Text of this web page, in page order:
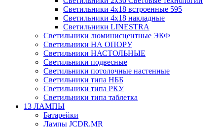
Светильники 4х18 встроенные 595
Светильники 4х18 накладные
Светильники LINESTRA
Светильники люминисцентные ЭКФ
Светильники НА ОПОРУ
Светильники НАСТОЛЬНЫЕ
Светильники подвесные
Светильники потолочные настенные
Светильники типа НББ
Светильники типа РКУ
Светильники типа таблетка
13 ЛАМПЫ
Батарейки
Лампы JCDR,MR